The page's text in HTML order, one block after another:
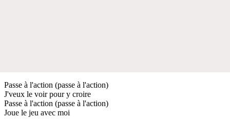
Passe à l'action (passe à l'action)
J'veux le voir pour y croire
Passe à l'action (passe à l'action)
Joue le jeu avec moi